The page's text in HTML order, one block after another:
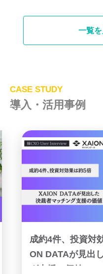
一覧
CASE STUDY
導入・活用事例
成約4件、投資対
ON DATAが見出
グ支援の価値